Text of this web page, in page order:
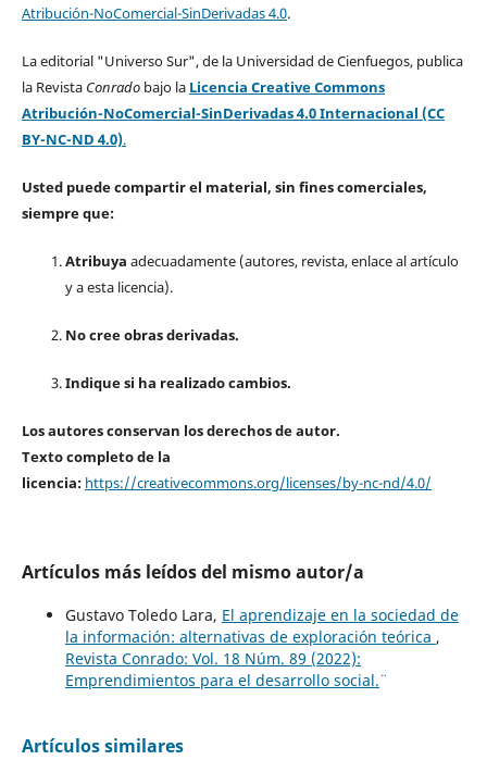
Atribución-NoComercial-SinDerivadas 4.0.
La editorial "Universo Sur", de la Universidad de Cienfuegos, publica
la Revista Conradobajo la Licencia Creative Commons
Atribución-NoComercial-SinDerivadas 4.0 Internacional (CC
BY-NC-ND 4.0).
Usted puede compartir el material, sin fines comerciales,
siempre que:
Atribuya adecuadamente (autores, revista, enlace al artículo
y a esta licencia).
No cree obras derivadas.
Indique si ha realizado cambios.
Los autores conservan los derechos de autor.
Texto completo de la
licencia: https://creativecommons.org/licenses/by-nc-nd/4.0/
Artículos más leídos del mismo autor/a
Gustavo Toledo Lara, El aprendizaje en la sociedad de
la información: alternativas de exploración teórica ,
Revista Conrado: Vol. 18 Núm. 89 (2022):
¨Emprendimientos para el desarrollo social.¨
Artículos similares